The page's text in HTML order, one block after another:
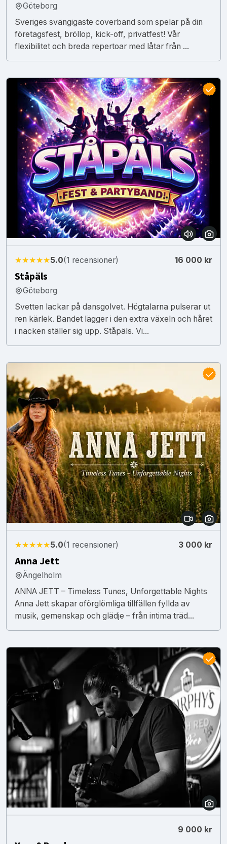
Göteborg
Sveriges svängigaste coverband som spelar på din
företagsfest, bröllop, kick-off, privatfest! Vår
flexibilitet och breda repertoar med låtar från ...
★★★★★5.0(1 recensioner) 16 000 kr
Ståpäls
Göteborg
Svetten lackar på dansgolvet. Högtalarna pulserar ut
ren kärlek. Bandet lägger i den extra växeln och håret
i nacken ställer sig upp. Ståpäls. Vi...
★★★★★5.0(1 recensioner) 3 000 kr
Anna Jett
Ängelholm
ANNA JETT – Timeless Tunes, Unforgettable Nights
Anna Jett skapar oförglömliga tillfällen fyllda av
musik, gemenskap och glädje – från intima träd...
9 000 kr